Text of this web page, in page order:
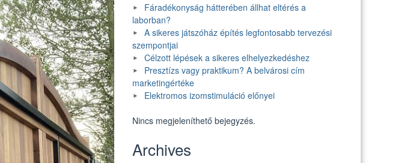
Fáradékonyság hátterében állhat eltérés a
laborban?
A sikeres játszóház építés legfontosabb tervezési
szempontjai
Célzott lépések a sikeres elhelyezkedéshez
Presztízs vagy praktikum? A belvárosi cím
marketingértéke
Elektromos izomstimuláció előnyei
Nincs megjeleníthető bejegyzés.
Archives